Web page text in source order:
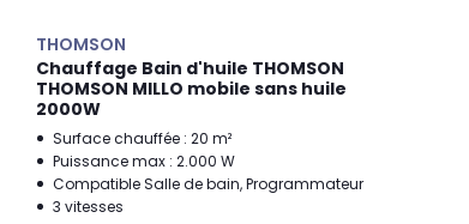
THOMSON
Chauffage Bain d'huile THOMSON
THOMSON MILLO mobile sans huile
2000W
Surface chauffée : 20 m²
Puissance max : 2.000 W
Compatible Salle de bain, Programmateur
3 vitesses